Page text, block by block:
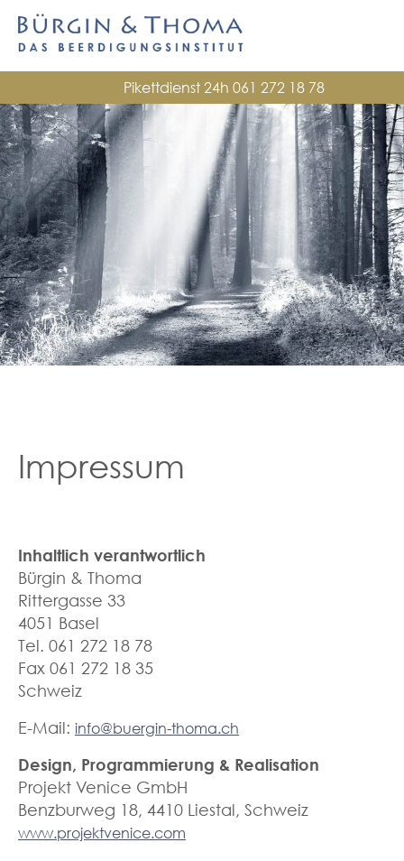
Pikettdienst 24h 061 272 18 78
Impressum
Inhaltlich verantwortlich
Bürgin & Thoma
Rittergasse 33
4051 Basel
Tel. 061 272 18 78
Fax 061 272 18 35
Schweiz
E-Mail: info@buergin-thoma.ch
Design, Programmierung & Realisation
Projekt Venice GmbH
Benzburweg 18, 4410 Liestal, Schweiz
www.projektvenice.com